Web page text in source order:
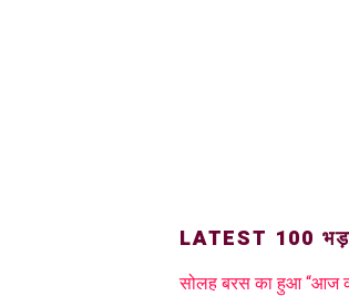
LATEST 100
सोलह बरस का हुआ “आज